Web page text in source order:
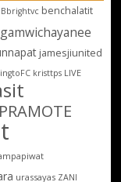
Bbrightvc benchalatit
gamwichayanee
jamesjiunited
kristtps LIVE
urassayas ZANI